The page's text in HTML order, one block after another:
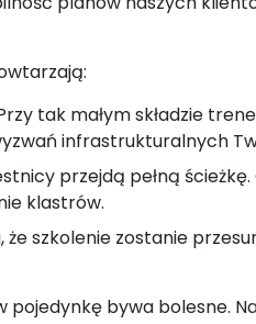
tak małym składzie
infrastrukturalnych
przejdą pełną
klastrów.
że szkolenie zostanie
pojedynkę bywa bolesne.